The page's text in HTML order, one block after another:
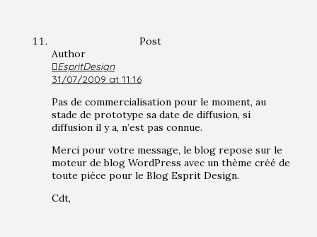
Post
Author
EspritDesign
31/07/2009 at 11:16
Pas de commercialisation pour le moment, au
stade de prototype sa date de diffusion, si
diffusion il y a, n’est pas connue.
Merci pour votre message, le blog repose sur le
moteur de blog WordPress avec un thème créé de
toute pièce pour le Blog Esprit Design.
Cdt,